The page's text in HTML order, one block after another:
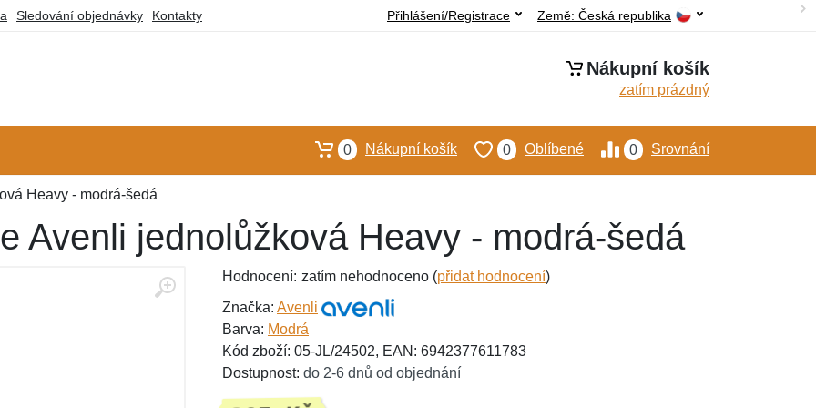
Sledování objednávky Kontakty Země: Česká republika
Přihlášení/Registrace
Nákupní košík
zatím prázdný
0 Srovnání
0 Oblíbené
0 Nákupní košík
Heavy - modrá-šedá
Avenli jednolůžková Heavy - modrá-šedá
Hodnocení: zatím nehodnoceno (přidat hodnocení)
Značka: Avenli
Barva: Modrá
Kód zboží: 05-JL/24502, EAN: 6942377611783
Dostupnost: do 2-6 dnů od objednání